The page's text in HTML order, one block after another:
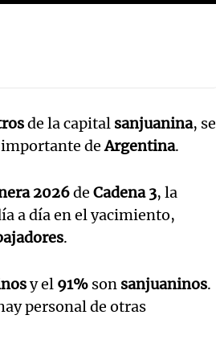
de la capital sanjuanina, se
importante deArgentina.
2026de Cadena 3, la
a día en el yacimiento,
.
y el 91% son sanjuaninos.
personal de otras